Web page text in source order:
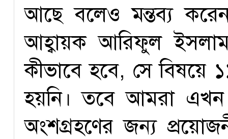
আছে বলেও মন্তব্য
আহ্বায়ক আরিফুল ইসলাম
কীভাবে হবে, সে
হয়নি। তবে আমরা এখন
অংশগ্রহণের জন্য